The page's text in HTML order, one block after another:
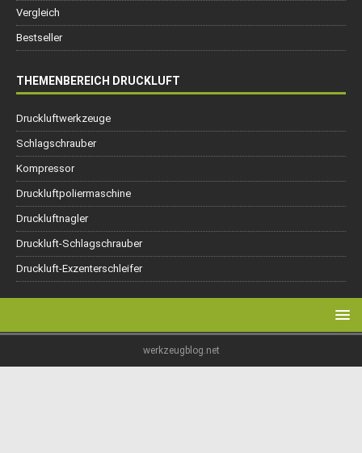
Vergleich
Bestseller
THEMENBEREICH DRUCKLUFT
Druckluftwerkzeuge
Schlagschrauber
Kompressor
Druckluftpoliermaschine
Druckluftnagler
Druckluft-Schlagschrauber
Druckluft-Exzenterschleifer
werkzeugblog.net